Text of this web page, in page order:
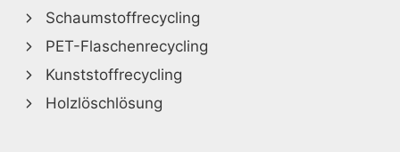
Schaumstoffrecycling
PET-Flaschenrecycling
Kunststoffrecycling
Holzlöschlösung